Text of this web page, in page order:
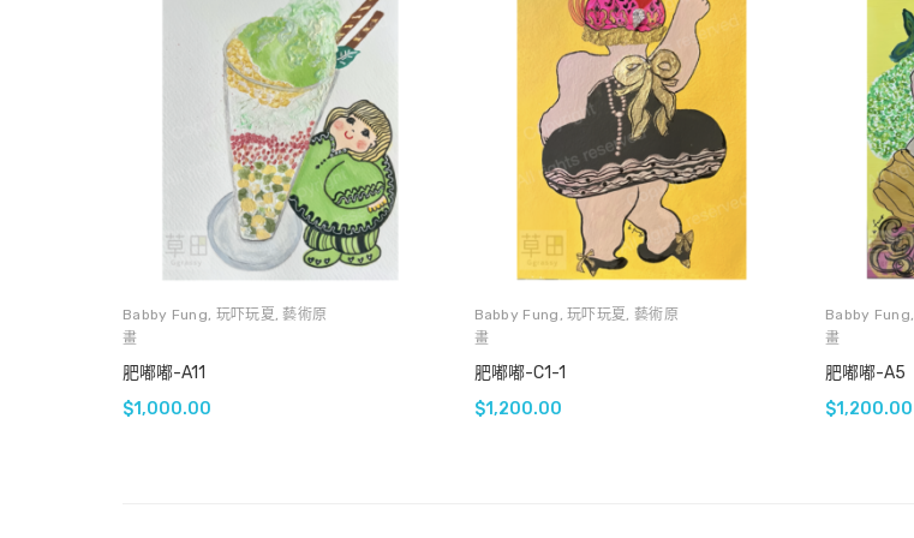
Babby Fung, 玩吓玩夏 , 藝術原
畫
肥嘟嘟-A11
$1,000.00
Babby Fung ,玩吓玩夏 , 藝術原
畫
肥嘟嘟-C1-1
$1,200.00
Babby Fung,
畫
肥嘟嘟-A5
$1,200.00